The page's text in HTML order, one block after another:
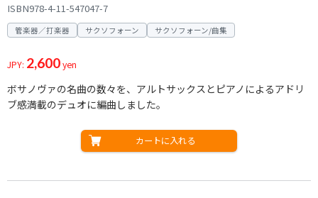
ISBN978-4-11-547047-7
管楽器／打楽器 サクソフォーン サクソフォーン/曲集
JPY: 2,600yen
ボサノヴァの名曲の数々を、アルトサックスとピアノによるアドリ
ブ感満載のデュオに編曲しました。
カートに入れる